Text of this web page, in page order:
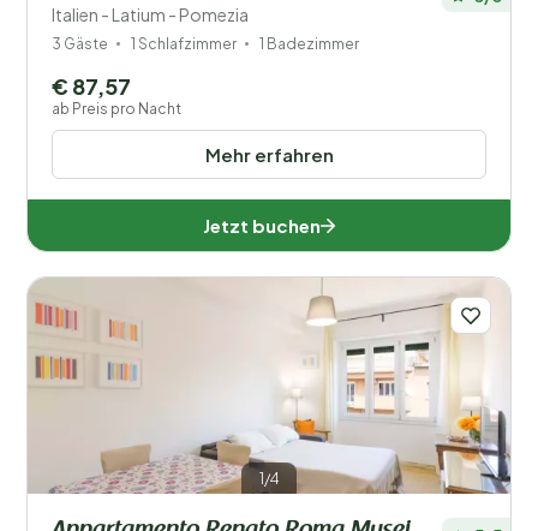
Italien - Latium - Pomezia
3 Gäste 1 Schlafzimmer 1 Badezimmer
Mehr erfahren
€ 87,57
ab Preis pro Nacht
Jetzt buchen
1/4